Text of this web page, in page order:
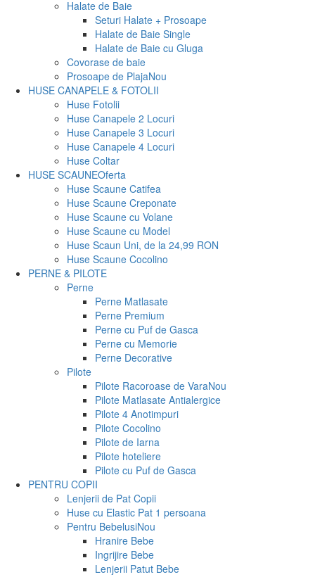
Halate de Baie
Seturi Halate + Prosoape
Halate de Baie Single
Halate de Baie cu Gluga
Covorase de baie
Prosoape de PlajaNou
HUSE CANAPELE & FOTOLII
Huse Fotolii
Huse Canapele 2 Locuri
Huse Canapele 3 Locuri
Huse Canapele 4 Locuri
Huse Coltar
HUSE SCAUNEOferta
Huse Scaune Catifea
Huse Scaune Creponate
Huse Scaune cu Volane
Huse Scaune cu Model
Huse Scaun Uni, de la 24,99 RON
Huse Scaune Cocolino
PERNE & PILOTE
Perne
Perne Matlasate
Perne Premium
Perne cu Puf de Gasca
Perne cu Memorie
Perne Decorative
Pilote
Pilote Racoroase de VaraNou
Pilote Matlasate Antialergice
Pilote 4 Anotimpuri
Pilote Cocolino
Pilote de Iarna
Pilote hoteliere
Pilote cu Puf de Gasca
PENTRU COPII
Lenjerii de Pat Copii
Huse cu Elastic Pat 1 persoana
Pentru BebelusiNou
Hranire Bebe
Ingrijire Bebe
Lenjerii Patut Bebe